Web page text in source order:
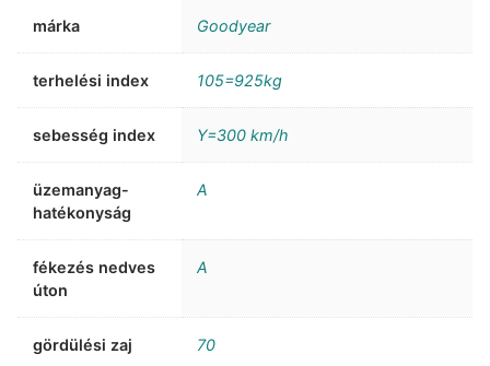
márka Goodyear
terhelési index 105=925kg
sebesség index Y=300 km/h
üzemanyag-
hatékonyság
A
fékezés nedves
úton
A
gördülési zaj 70